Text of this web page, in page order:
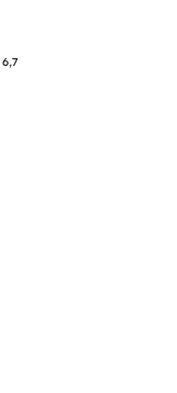
6,7